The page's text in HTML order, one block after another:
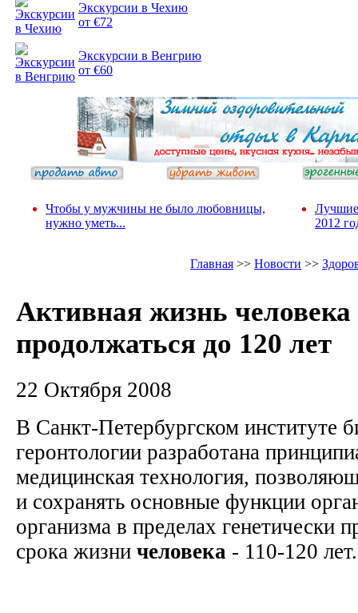
Экскурсии в Чехию
от €72
Экскурсии в Венгрию
от €60
Чтобы у мужчины не было любовницы,
нужно уметь...
Лучшие
2012
Главная >> Новости >>
Активная жизнь
продолжаться до 120 лет
22 Октября 2008
В Санкт-Петербургском институте
геронтологии разработана
медицинская технология,
и сохранять основные функции
организма в пределах генетически
срока жизни человека - 110-120